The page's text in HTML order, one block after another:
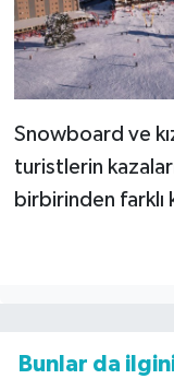
Snowboard ve
turistlerin
birbirinden
Bunlar da